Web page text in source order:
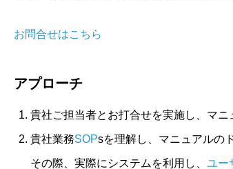
お問合せはこちら
アプローチ
貴社ご担当者とお打合せを実施し、マニ
貴社業務SOPsを理解し、マニュアルの
その際、実際にシステムを利用し、 ユー